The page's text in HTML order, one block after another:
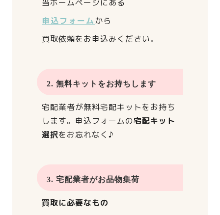
当ホームページにある
申込フォームから
買取依頼をお申込みください。
2. 無料キットをお持ちします
宅配業者が無料宅配キットをお持ち
します。 申込フォームの宅配キット
選択をお忘れなく♪
3. 宅配業者がお品物集荷
買取に必要なもの